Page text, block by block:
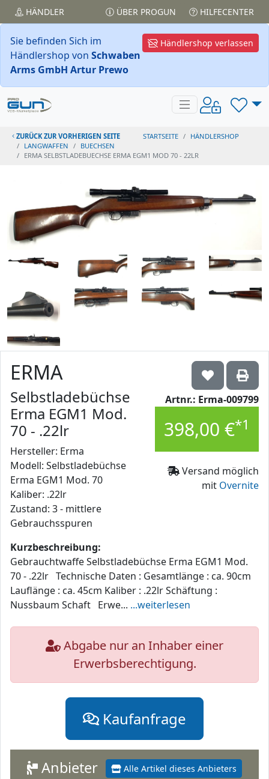
HÄNDLER ÜBER PROGUN HILFECENTER
Händlershop verlassen
Sie befinden Sich im
Händlershop von Schwaben
Arms GmbH Artur Prewo
ZURÜCK ZUR VORHERIGEN SEITE STARTSEITE
HÄNDLERSHOP
LANGWAFFEN
BUECHSEN
ERMA SELBSTLADEBUECHSE ERMA EGM1 MOD 70 - 22LR
Artnr.: Erma-009799
398,00 €*1
Versand möglich
mit Overnite
ERMA
Selbstladebüchse
Erma EGM1 Mod.
70 - .22lr
Hersteller: Erma
Modell: Selbstladebüchse
Erma EGM1 Mod. 70
Kaliber: .22lr
Zustand: 3 - mittlere
Gebrauchsspuren
Kurzbeschreibung:
Gebrauchtwaffe Selbstladebüchse Erma EGM1 Mod.
70 - .22lr Technische Daten : Gesamtlänge : ca. 90cm
Lauflänge : ca. 45cm Kaliber : .22lr Schäftung :
Nussbaum Schaft Erwe... ...weiterlesen
Abgabe nur an Inhaber einer
Erwerbsberechtigung.
Kaufanfrage
Alle Artikel dieses Anbieters
Anbieter